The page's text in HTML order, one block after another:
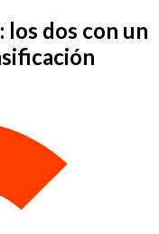
dos con un